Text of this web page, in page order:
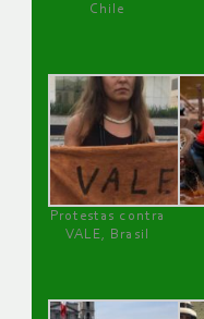
Chile
Protestas contra
VALE, Brasil